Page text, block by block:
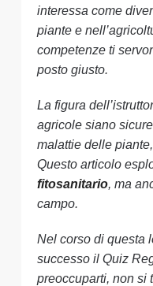
interessa come
piante e
competenze ti
posto giusto.
La figura
agricole siano
malattie delle
Questo articolo
fitosanitario, ma
campo.
Nel corso di questa
successo il Quiz
preoccuparti, non si